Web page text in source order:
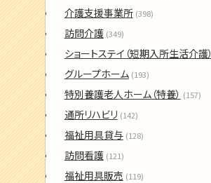
介護支援事業所 (398)
訪問介護 (349)
ショートステイ（短期入所生活介護）
グループホーム (193)
特別養護老人ホーム（特養） (157)
通所リハビリ (142)
福祉用具貸与 (128)
訪問看護 (121)
福祉用具販売 (119)